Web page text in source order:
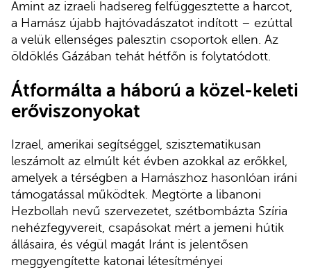
Amint az izraeli hadsereg felfüggesztette a harcot,
a Hamász újabb hajtóvadászatot indított – ezúttal
a velük ellenséges palesztin csoportok ellen. Az
öldöklés Gázában tehát hétfőn is folytatódott.
Átformálta a háború a közel-keleti
erőviszonyokat
Izrael, amerikai segítséggel, szisztematikusan
leszámolt az elmúlt két évben azokkal az erőkkel,
amelyek a térségben a Hamászhoz hasonlóan iráni
támogatással működtek. Megtörte a libanoni
Hezbollah nevű szervezetet, szétbombázta Szíria
nehézfegyvereit, csapásokat mért a jemeni hútik
állásaira, és végül magát Iránt is jelentősen
meggyengítette katonai létesítményei